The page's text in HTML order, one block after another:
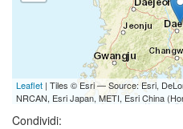
Leaflet | Tiles © Esri — Source: Esri,
NRCAN, Esri Japan, METI, Esri China
Condividi: